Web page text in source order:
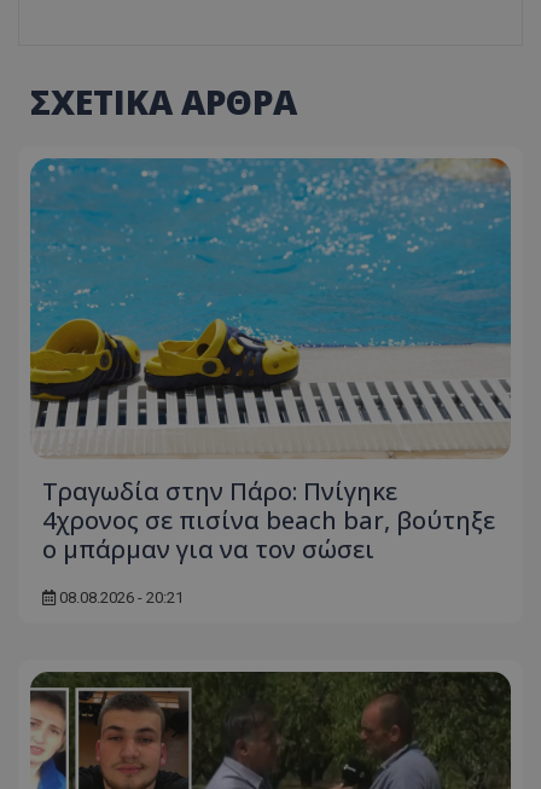
ΣΧΕΤΙΚΑ ΑΡΘΡΑ
Τραγωδία στην Πάρο: Πνίγηκε
4χρονος σε πισίνα beach bar, βούτηξε
ο μπάρμαν για να τον σώσει
08.08.2026 - 20:21